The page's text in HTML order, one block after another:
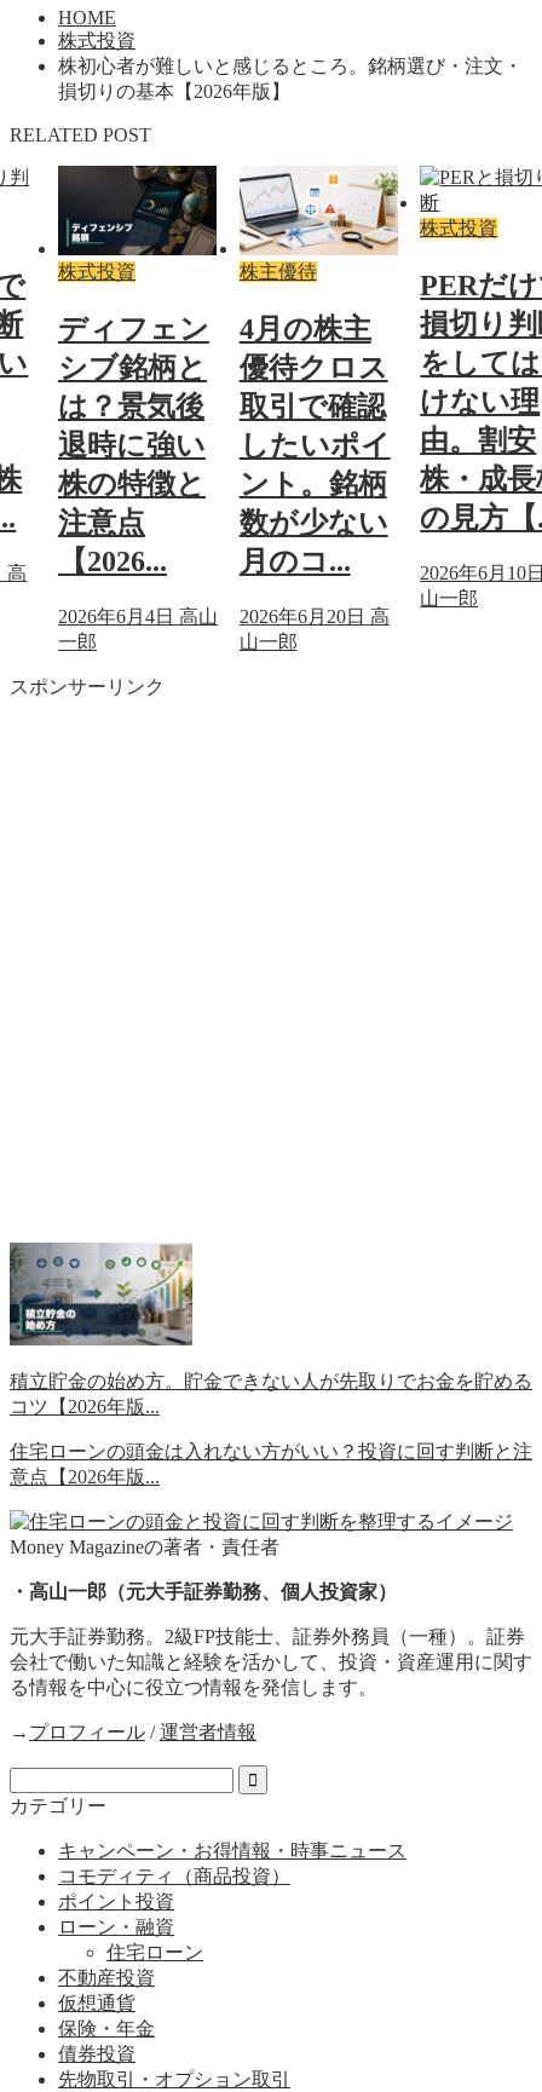
HOME
株式投資
株初心者が難しいと感じるところ。銘柄選び・注文・
損切りの基本【2026年版】
RELATED POST
高
株式投資
ディフェン
シブ銘柄と
は？景気後
退時に強い
株の特徴と
注意点
【2026...
2026年6月4日 高山
一郎
株主優待
4月の株主
優待クロス
取引で確認
したいポイ
ント。銘柄
数が少ない
月のコ...
2026年6月20日 高
山一郎
株式投資
PERだ
損切り
をして
けない理
由。割安
株・成
の見方【
2026年6月10
山一郎
スポンサーリンク
積立貯金の始め方。貯金できない人が先取りでお金を貯める
コツ【2026年版...
住宅ローンの頭金は入れない方がいい？投資に回す判断と注
意点【2026年版...
Money Magazineの著者・責任者
・高山一郎（元大手証券勤務、個人投資家）
元大手証券勤務。2級FP技能士、証券外務員（一種）。証券
会社で働いた知識と経験を活かして、投資・資産運用に関す
る情報を中心に役立つ情報を発信します。
→ プロフィール /運営者情報
カテゴリー
キャンペーン・お得情報・時事ニュース
コモディティ（商品投資）
ポイント投資
ローン・融資
住宅ローン
不動産投資
仮想通貨
保険・年金
債券投資
先物取引・オプション取引